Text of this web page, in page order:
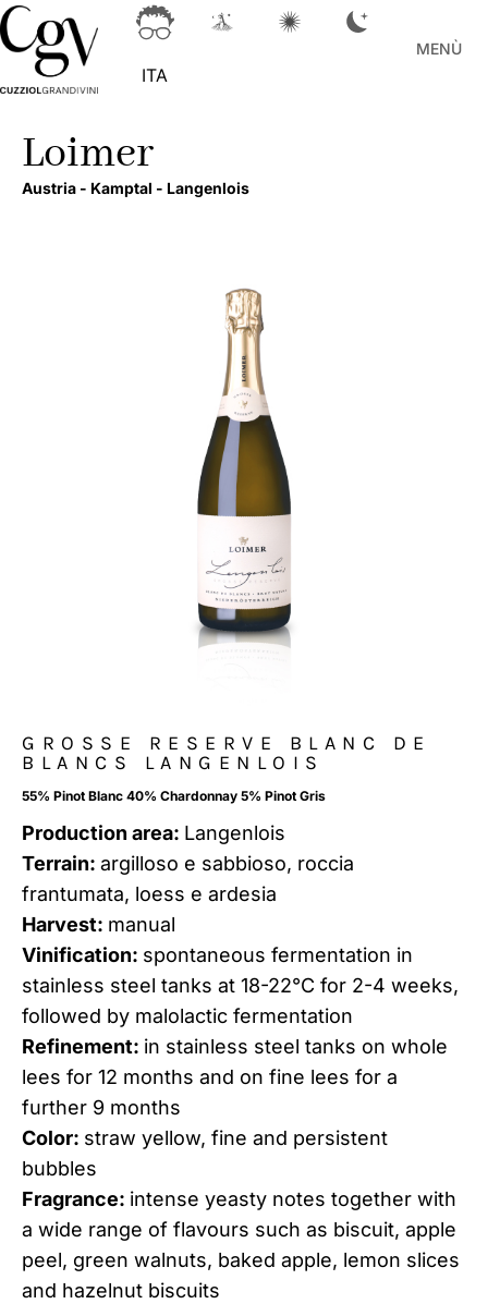
ITA
MENÙ
Loimer
Austria - Kamptal - Langenlois
GROSSE RESERVE BLANC DE
BLANCS LANGENLOIS
55% Pinot Blanc 40% Chardonnay 5% Pinot Gris
Production area: Langenlois
Terrain: argilloso e sabbioso, roccia
frantumata, loess e ardesia
Harvest: manual
Vinification: spontaneous fermentation in
stainless steel tanks at 18-22°C for 2-4 weeks,
followed by malolactic fermentation
Refinement: in stainless steel tanks on whole
lees for 12 months and on fine lees for a
further 9 months
Color: straw yellow, fine and persistent
bubbles
Fragrance: intense yeasty notes together with
a wide range of flavours such as biscuit, apple
peel, green walnuts, baked apple, lemon slices
and hazelnut biscuits